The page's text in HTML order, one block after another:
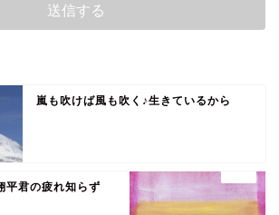
嵐も吹けば風も吹く♪生きているから
平君の疲れ知らず